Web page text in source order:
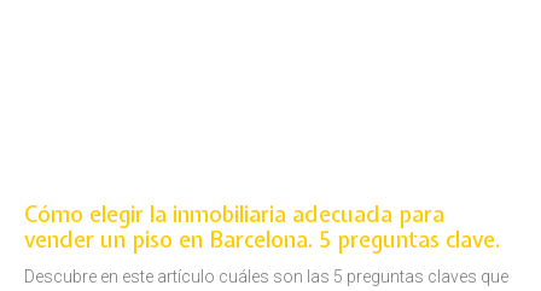
Cómo elegir la inmobiliaria adecuada para
vender un piso en Barcelona. 5 preguntas clave.
Descubre en este artículo cuáles son las 5 preguntas claves que